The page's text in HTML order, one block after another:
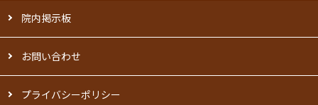
院内掲示板
お問い合わせ
プライバシーポリシー